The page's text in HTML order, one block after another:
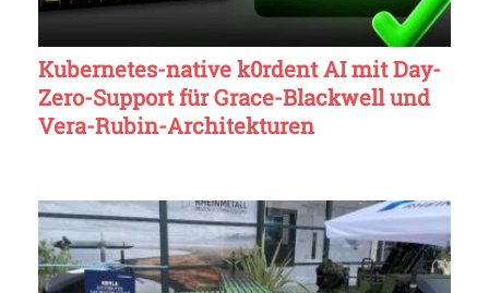
Kubernetes-native k0rdent AI mit Day-
Zero-Support für Grace-Blackwell und
Vera-Rubin-Architekturen